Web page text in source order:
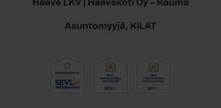
Haave LKV | Haavekoti Oy – Rauma
Asuntomyyjä, KiLAT